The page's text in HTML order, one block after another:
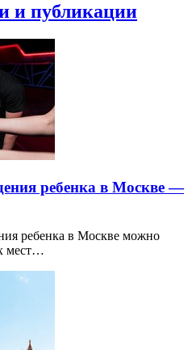
и публикации
ребенка в Москве —
ребенка в Москве можно
мест…